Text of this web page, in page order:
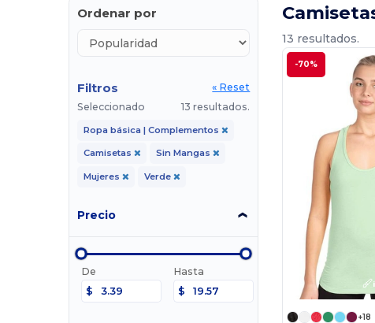
Ordenar por
Filtros
« Reset
Seleccionado
13 resultados.
Ropa básica | Complementos
Camisetas Sin Mangas
Mujeres Verde
Precio
De
$
Hasta
$
13 resultados.
-70%
+18